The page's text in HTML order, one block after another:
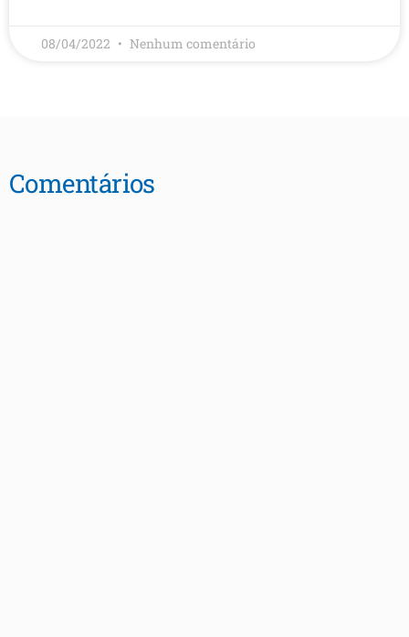
08/04/2022 Nenhum comentário
Comentários